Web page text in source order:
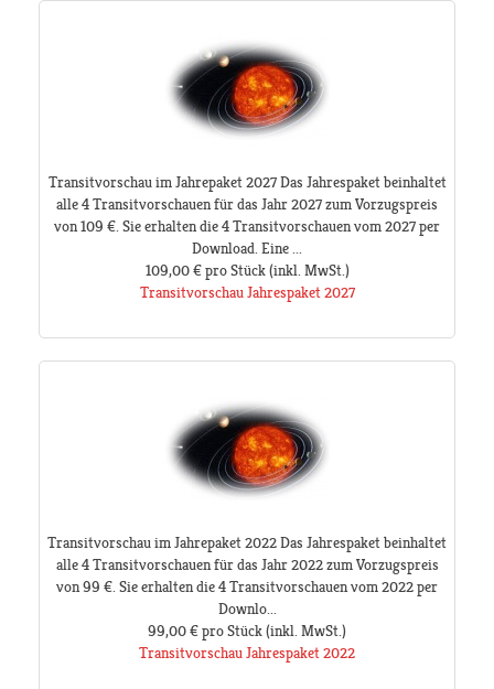
Transitvorschau im Jahrepaket 2027 Das Jahrespaket beinhaltet
alle 4 Transitvorschauen für das Jahr 2027 zum Vorzugspreis
von 109 €. Sie erhalten die 4 Transitvorschauen vom 2027 per
Download. Eine ...
109,00 € pro Stück(inkl. MwSt.)
Transitvorschau Jahrespaket 2027
Transitvorschau im Jahrepaket 2022 Das Jahrespaket beinhaltet
alle 4 Transitvorschauen für das Jahr 2022 zum Vorzugspreis
von 99 €. Sie erhalten die 4 Transitvorschauen vom 2022 per
Downlo...
99,00 €pro Stück(inkl. MwSt.)
Transitvorschau Jahrespaket 2022